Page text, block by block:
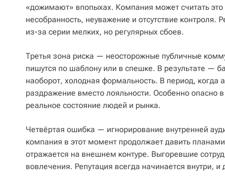
«дожимают» впопыхах. Компания может считать
несобранность, неуважение и отсутствие
из-за серии мелких, но регулярных сбоев.
Третья зона риска — неосторожные публичные
пишутся по шаблону или в спешке. В результате —
наоборот, холодная формальность. В период, когда
раздражение вместо лояльности. Особенно опасно
реальное состояние людей и рынка.
Четвёртая ошибка — игнорирование внутренней
компания в этот момент продолжает давить
отражается на внешнем контуре. Выгоревшие
вовлечения. Репутация всегда начинается внутри,